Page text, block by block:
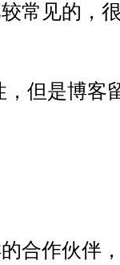
常见的，
但是博
合作伙伴